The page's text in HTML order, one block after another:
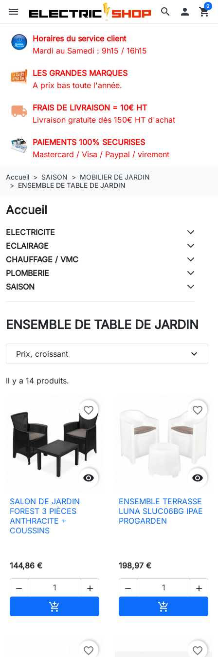
search
menu  shopping_cart
0
Horaires du service client
Mardi au Samedi : 9h15 / 16h15
LES GRANDES MARQUES
A prix bas toute l'année.
FRAIS DE LIVRAISON = 10€ HT
Livraison gratuite dès 150€ HT d'achat
PAIEMENTS 100% SECURISES
Mastercard / Visa / Paypal / virement
Accueil SAISON
MOBILIER DE JARDIN
ENSEMBLE DE TABLE DE JARDIN
Accueil
ELECTRICITE
ECLAIRAGE
CHAUFFAGE / VMC
PLOMBERIE
SAISON
ENSEMBLE DE TABLE DE JARDIN
Il y a 14 produits.
Prix, croissant expand_more

favorite_border
SALON DE JARDIN
FOREST 3 PIÈCES
ANTHRACITE +
COUSSINS
144,86 €
 


favorite_border
ENSEMBLE TERRASSE
LUNA SLUC06BG IPAE
PROGARDEN
198,97 €
 

favorite_border favorite_border